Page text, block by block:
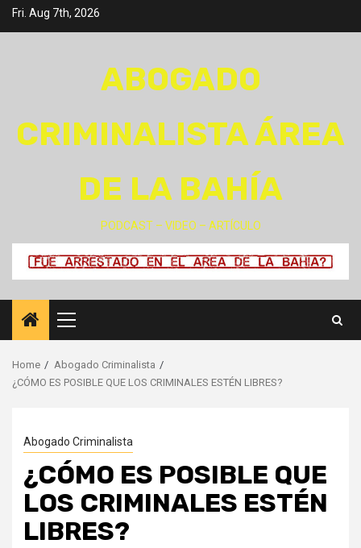
SkipFri. Aug 7th, 2026
ABOGADO
CRIMINALISTA ÁREA
DE LA BAHÍA
PODCAST – VIDEO – ARTÍCULO
Primary
Menu
Home
Abogado Criminalista
¿CÓMO ES POSIBLE QUE LOS CRIMINALES ESTÉN LIBRES?
Abogado Criminalista
¿CÓMO ES POSIBLE QUE
LOS CRIMINALES ESTÉN
LIBRES?